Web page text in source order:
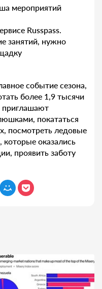
мероприятий
Russpass.
занятий, нужно
событие сезона,
более 1,9 тысячи
приглашают
покататься
посмотреть ледовые
оказались
проявить заботу